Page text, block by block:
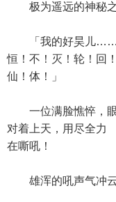
极为遥远的神秘之
「我的好昊儿……哈
恒！不！灭！轮！回！
仙！体！」
一位满脸憔悴，眼
对着上天，用尽全力
在嘶吼！
雄浑的吼声气冲云